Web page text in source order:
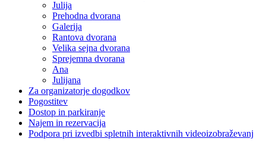
Julija
Prehodna dvorana
Galerija
Rantova dvorana
Velika sejna dvorana
Sprejemna dvorana
Ana
Julijana
Za organizatorje dogodkov
Pogostitev
Dostop in parkiranje
Najem in rezervacija
Podpora pri izvedbi spletnih interaktivnih videoizobraževanj